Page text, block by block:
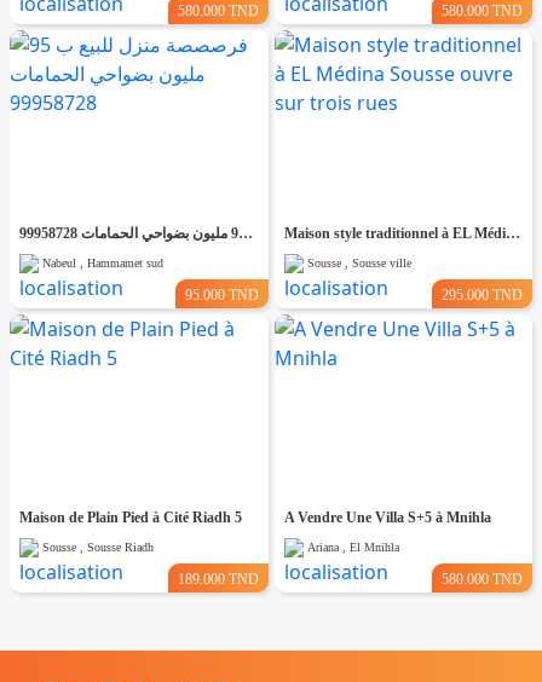
580.000 TND 580.000 TND
فرصصصة منزل للبيع ب 95 مليون بضواحي الحمامات 99958728
Nabeul , Hammamet sud
95.000 TND
Maison style traditionnel à EL Médina Sousse ouvre sur trois rues
Sousse , Sousse ville
295.000 TND
Maison de Plain Pied à Cité Riadh 5
Sousse , Sousse Riadh
189.000 TND
A Vendre Une Villa S+5 à Mnihla
Ariana , El Mnihla
580.000 TND